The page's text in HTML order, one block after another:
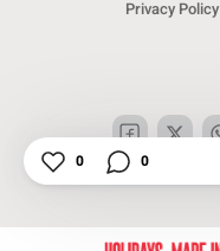
Privacy Policy
0 0